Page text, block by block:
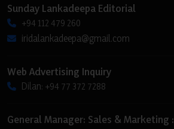
Sunday Lankadeepa Editorial
+94 112 479 260
iridalankadeepa@gmail.com
Web Advertising Inquiry
Dilan: +94 77 372 7288
General Manager: Sales & Marketing :